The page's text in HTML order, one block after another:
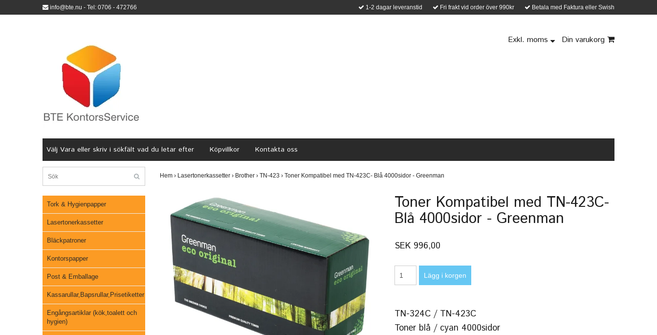
info@bte.nu - Tel: 0706 - 472766 1-2 dagar leveranstid Fri frakt vid order över 990kr Betala med Faktura eller Swish
Exkl. moms Din varukorg
Välj Vara eller skriv i sökfält vad du letar efter Köpvillkor Kontakta oss
Tork & Hygienpapper
Lasertonerkassetter
Bläckpatroner
Kontorspapper
Post & Emballage
Kassarullar,Bapsrullar,Prisetiketter
Engångsartiklar (kök,toalett och
hygien)
Hem › Lasertonerkassetter › Brother › TN-423 › Toner Kompatibel med TN-423C- Blå 4000sidor - Greenman
Toner Kompatibel med TN-423C-
Blå 4000sidor - Greenman
SEK 996,00
TN-324C / TN-423C
Toner blå / cyan 4000sidor